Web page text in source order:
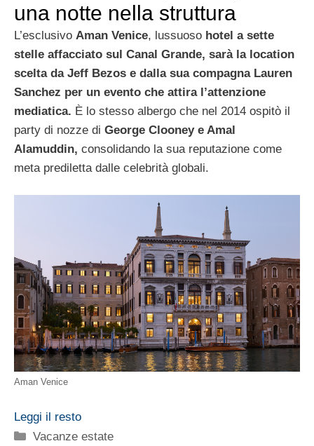
una notte nella struttura
L’esclusivo Aman Venice, lussuoso hotel a sette
stelle affacciato sul Canal Grande, sarà la location
scelta da Jeff Bezos e dalla sua compagna Lauren
Sanchez per un evento che attira l’attenzione
mediatica. È lo stesso albergo che nel 2014 ospitò il
party di nozze di George Clooney e Amal
Alamuddin, consolidando la sua reputazione come
meta prediletta dalle celebrità globali.
Aman Venice
Leggi il resto
Categorie
Vacanze estate